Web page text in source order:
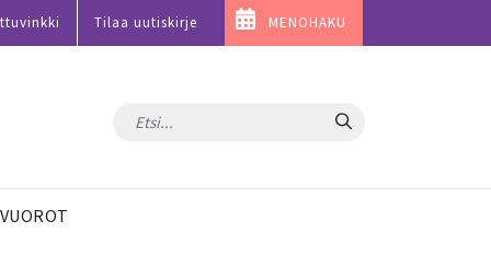
Tilaa uutiskirje MENOHAKU
Hae